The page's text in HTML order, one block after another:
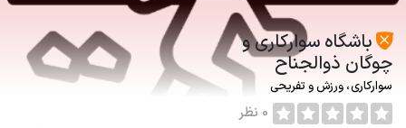
باشگاه سواركاري و
چوگان ذوالجناح
سوارکاری ورزش و تفریحی
0 نظر